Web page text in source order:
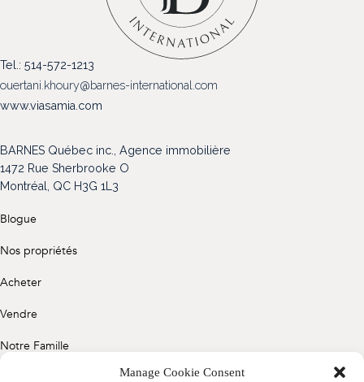
Manage Cookie Consent
(514) 572-1213
ÊTRE CONTACTÉ(E)
Tel.: 514-572-1213
ouertani.khoury@barnes-international.com
www.viasamia.com
BARNES Québec inc., Agence immobilière
1472 Rue Sherbrooke O
Montréal, QC H3G 1L3
Blogue
Nos propriétés
Acheter
Vendre
Notre Famille